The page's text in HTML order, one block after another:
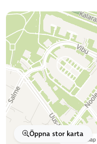
OpenFreeMap
Öppna stor karta